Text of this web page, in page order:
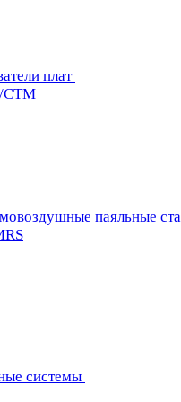
плат
СТМ
паяльные
системы